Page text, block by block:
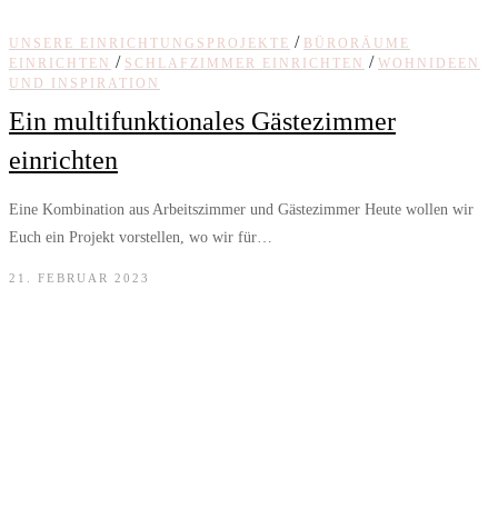
UNSERE EINRICHTUNGSPROJEKTE / BÜRORÄUME
EINRICHTEN / SCHLAFZIMMER EINRICHTEN / WOHNIDEEN
UND INSPIRATION
Ein multifunktionales Gästezimmer
einrichten
Eine Kombination aus Arbeitszimmer und Gästezimmer Heute wollen wir
Euch ein Projekt vorstellen, wo wir für…
21. FEBRUAR 2023